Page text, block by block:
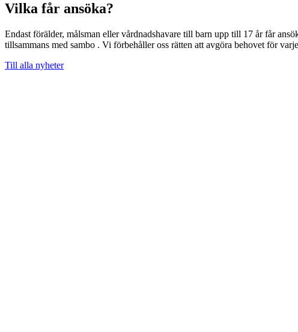
Vilka får ansöka?
Endast förälder, målsman eller vårdnadshavare till barn upp till 17 år får
tillsammans med sambo . Vi förbehåller oss rätten att avgöra behovet för
Till alla nyheter